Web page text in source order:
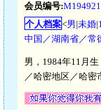
会员编号:M194921
个人档案<男|未婚|
中国／湖南省／常
男，1984年11月
／哈密地区／哈